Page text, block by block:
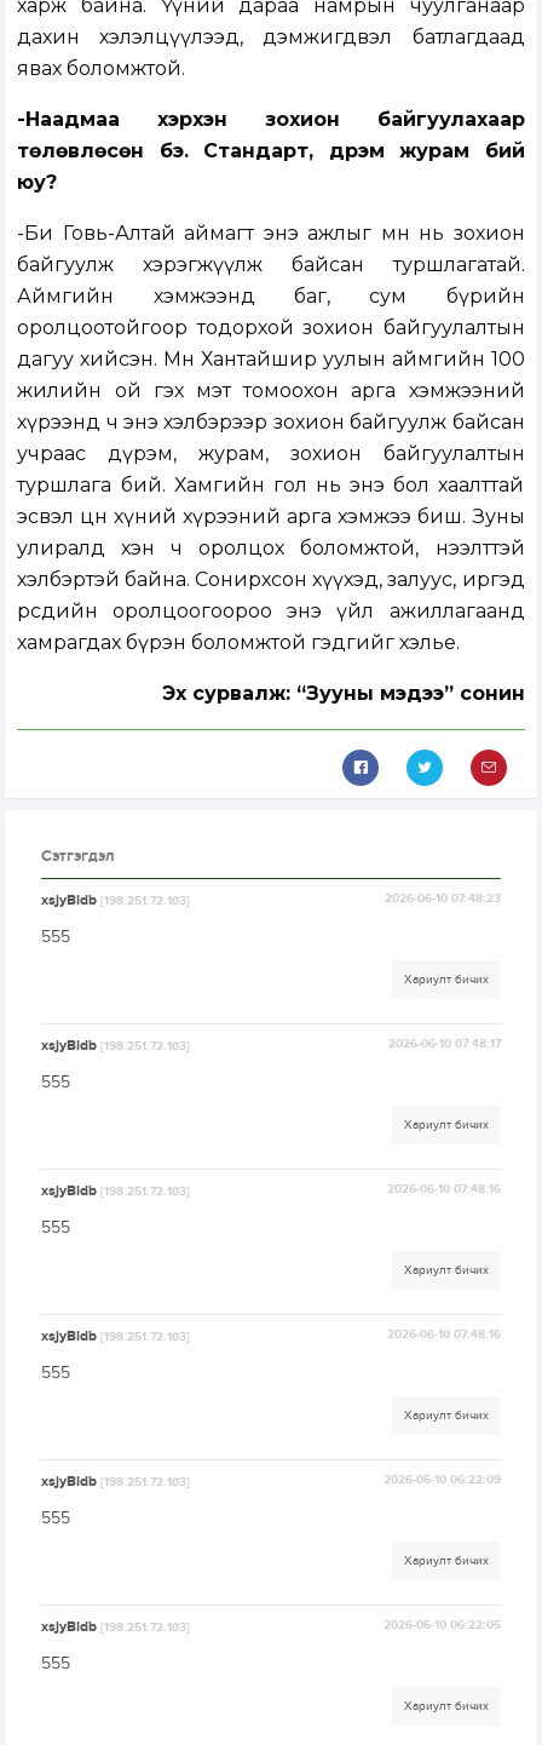
харж байна. Үүний дараа намрын чуулганаар
дахин хэлэлцүүлээд, дэмжигдвэл батлагдаад
явах боломжтой.
-Наадмаа хэрхэн зохион байгуулахаар
төлөвлөсөн бэ. Стандарт, дүрэм журам бий
юу?
-Би Говь-Алтай аймагт энэ ажлыг өмнө нь зохион
байгуулж хэрэгжүүлж байсан туршлагатай.
Аймгийн хэмжээнд баг, сум бүрийн
оролцоотойгоор тодорхой зохион байгуулалтын
дагуу хийсэн. Мөн Хантайшир уулын аймгийн 100
жилийн ой гэх мэт томоохон арга хэмжээний
хүрээнд ч энэ хэлбэрээр зохион байгуулж байсан
учраас дүрэм, журам, зохион байгуулалтын
туршлага бий. Хамгийн гол нь энэ бол хаалттай
эсвэл цөөн хүний хүрээний арга хэмжээ биш. Зуны
улиралд хэн ч оролцох боломжтой, нээлттэй
хэлбэртэй байна. Сонирхсон хүүхэд, залуус, иргэд
өөрсдийн оролцоогоороо энэ үйл ажиллагаанд
хамрагдах бүрэн боломжтой гэдгийг хэлье.
Эх сурвалж: “Зууны мэдээ” сонин
Сэтгэгдэл
xsjyBldb[198.251.72.103] 2026-06-10 07:48:23
555
Хариулт бичих
xsjyBldb[198.251.72.103] 2026-06-10 07:48:17
555
Хариулт бичих
xsjyBldb[198.251.72.103] 2026-06-10 07:48:16
555
Хариулт бичих
xsjyBldb[198.251.72.103] 2026-06-10 07:48:16
555
Хариулт бичих
xsjyBldb[198.251.72.103] 2026-06-10 06:22:09
555
Хариулт бичих
xsjyBldb[198.251.72.103] 2026-06-10 06:22:05
555
Хариулт бичих